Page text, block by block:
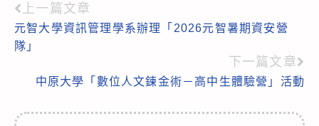
Read
more
上一篇文章
元智大學資訊管理學系辦理「2026元智暑期資安營
隊」
下一篇文章
中原大學「數位人文鍊金術－高中生體驗營」活動